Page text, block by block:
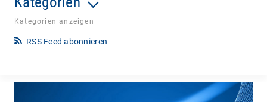
Kategorien anzeigen
RSS Feed abonnieren